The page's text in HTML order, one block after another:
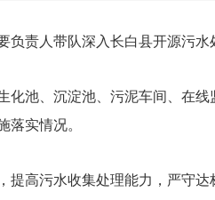
责人带队深入长白县开源污水
池、沉淀池、污泥车间、在线
落实情况。
高污水收集处理能力，严守达